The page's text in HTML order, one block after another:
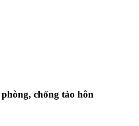
chống tảo hôn